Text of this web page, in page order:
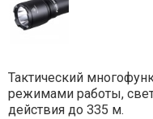
Тактический
режимами работы,
действия до 335 м.